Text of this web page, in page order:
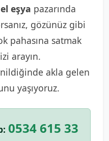
eşya pazarında
gözünüz gibi
pahasına satmak
arayın.
akla gelen
yaşıyoruz.
0534 615 33